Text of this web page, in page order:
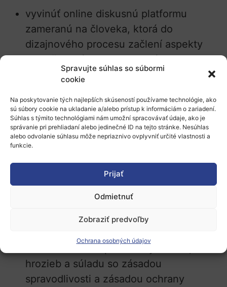
Spravujte súhlas so súbormi
cookie
Na poskytovanie tých najlepších skúseností používame technológie, ako
sú súbory cookie na ukladanie a/alebo prístup k informáciám o zariadení.
Súhlas s týmito technológiami nám umožní spracovávať údaje, ako je
správanie pri prehliadaní alebo jedinečné ID na tejto stránke. Nesúhlas
alebo odvolanie súhlasu môže nepriaznivo ovplyvniť určité vlastnosti a
funkcie.
Prijať
Odmietnuť
Zobraziť predvoľby
Ochrana osobných údajov
vyvinúť online diskusnú platformu
zameranú na človeka, ktorá do
dizajnového procesu začlení aspekty
spoločenských a humanitných vied;
venovať osobitnú pozornosť potrebám a
požiadavkám zraniteľných skupín
a zabezpečiť sledovanie, diskusiu a
riešenie možných dopadov na ľudské
práva;
posúdiť schopnosť umelej inteligencie
zvýšiť občiansku participáciu a zároveň
predchádzať/minimalizovať možné
identifikáciu bezpečnostných rizík;
hrozieb a súladu so zásadou
spravodlivosti a zásadou ochrany